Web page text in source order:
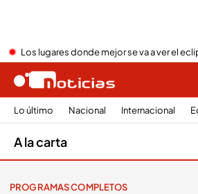
Los lugares donde mejor se va a ver el
Lo último Nacional Internacional
A la carta
PROGRAMAS COMPLETOS